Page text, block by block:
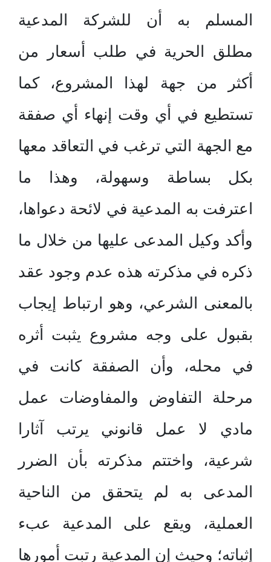
المسلم به أن للشركة المدعية
مطلق الحرية في طلب أسعار من
أكثر من جهة لهذا المشروع، كما
تستطيع في أي وقت إنهاء أي صفقة
مع الجهة التي ترغب في التعاقد معها
بكل بساطة وسهولة، وهذا ما
اعترفت به المدعية في لائحة دعواها،
وأكد وكيل المدعى عليها من خلال ما
ذكره في مذكرته هذه عدم وجود عقد
بالمعنى الشرعي، وهو ارتباط إيجاب
بقبول على وجه مشروع يثبت أثره
في محله، وأن الصفقة كانت في
مرحلة التفاوض والمفاوضات عمل
مادي لا عمل قانوني يرتب آثارا
شرعية، واختتم مذكرته بأن الضرر
المدعى به لم يتحقق من الناحية
العملية، ويقع على المدعية عبء
إثباته؛ وحيث إن المدعية رتبت أمورها